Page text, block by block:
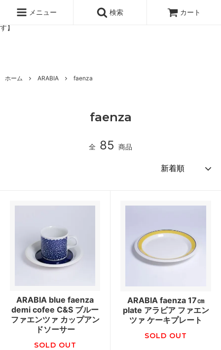
ッタのオンラインストア【アラビア,クイストゴーなどの北欧ヴィンテ
ージ食器,雅峰窯やソルテグラスジュエリーなどの作家の作品が並びま
す】
メニュー 検索 カート
ホーム ARABIA faenza
faenza
全 85 商品
ARABIA blue faenza
demi cofee C&S ブルー
ファエンツァ カップアン
ドソーサー
SOLD OUT
ARABIA faenza 17㎝
plate アラビア ファエン
ツァ ケーキプレート
SOLD OUT